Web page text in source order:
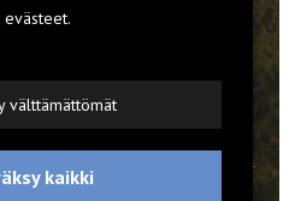
välttämättömät
kaikki